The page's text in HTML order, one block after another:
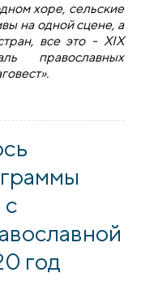
хоре, сельские
на одной сцене, а
все это - XIX
православных
год